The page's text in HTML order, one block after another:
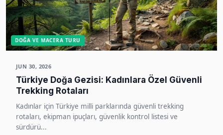
DOĞA VE MACERA TURU
JUN 30, 2026
Türkiye Doğa Gezisi: Kadınlara Özel Güvenli
Trekking Rotaları
Kadınlar için Türkiye milli parklarında güvenli trekking
rotaları, ekipman ipuçları, güvenlik kontrol listesi ve
sürdürü...